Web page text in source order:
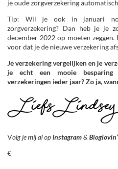
je oude zorgverzekering
Tip: Wil je ook in januari
zorgverzekering? Dan heb je je
december 2022 op moeten
voor dat je de nieuwe verzekering
Je verzekering vergelijken en je
je echt een mooie
verzekeringen ieder jaar? Zo ja,
Volg je mij al opInstagram&
€